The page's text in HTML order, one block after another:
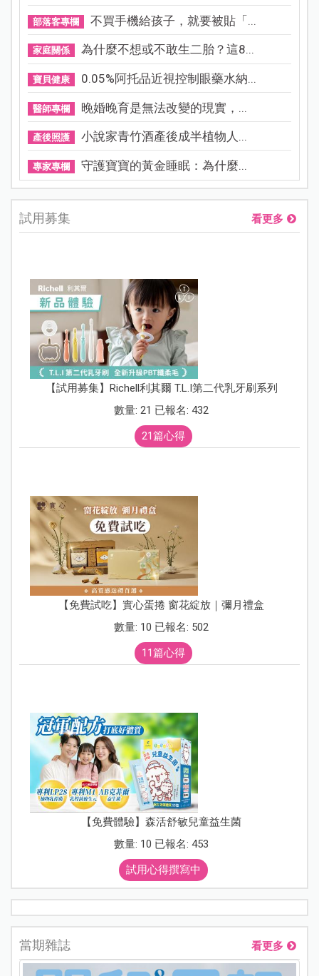
部落客專欄 不買手機給孩子，就要被貼「...
家庭關係 為什麼不想或不敢生二胎？這8...
寶貝健康 0.05%阿托品近視控制眼藥水納...
醫師專欄 晚婚晚育是無法改變的現實，...
產後照護 小說家青竹酒產後成半植物人...
專家專欄 守護寶寶的黃金睡眠：為什麼...
試用募集 看更多
【試用募集】Richell利其爾 T.L.I第二代乳牙刷系列
數量: 21 已報名: 432
21篇心得
【免費試吃】實心蛋捲 窗花綻放｜彌月禮盒
數量: 10 已報名: 502
11篇心得
【免費體驗】森活舒敏兒童益生菌
數量: 10 已報名: 453
試用心得撰寫中
當期雜誌 看更多